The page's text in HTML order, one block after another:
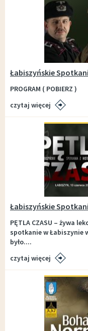
Łabiszyńskie
PROGRAM ( POBIERZ )
czytaj więcej
Łabiszyńskie
PĘTLA CZASU – żywa
spotkanie w Łabiszynie
było....
czytaj więcej